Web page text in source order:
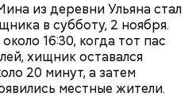
из деревни Ульяна стал
в субботу, 2 ноября.
16:30, когда тот пас
хищник оставался
20 минут, а затем
местные жители.
их 95 в заповеднике. Это
исследования, —